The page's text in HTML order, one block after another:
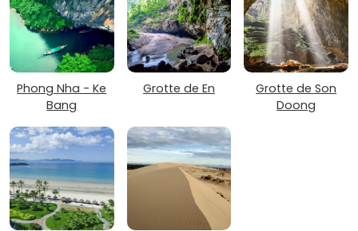
Phong Nha - Ke
Bang
Grotte de En
Grotte de Son
Doong